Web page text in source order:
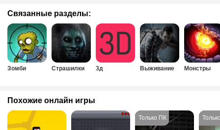
Связанные разделы:
Зомби Страшилки 3д Выживание Монстры
Похожие онлайн игры